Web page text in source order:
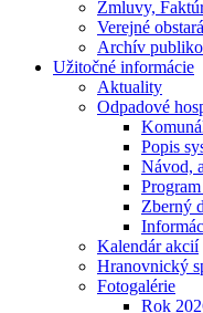
Zmluvy,
Verejné
Archív
Užitočné informácie
Aktuality
Odpadové
Popis
Návod,
Zberný
Kalendár akcií
Hranovnický
Fotogalérie
Rok